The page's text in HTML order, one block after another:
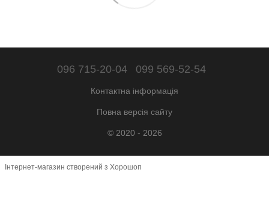
096 715-20-04 099 569-52-54
Контактна інформація
Повна версія сайту
© 2020 - 2026
Інтернет-магазин створений з Хорошоп